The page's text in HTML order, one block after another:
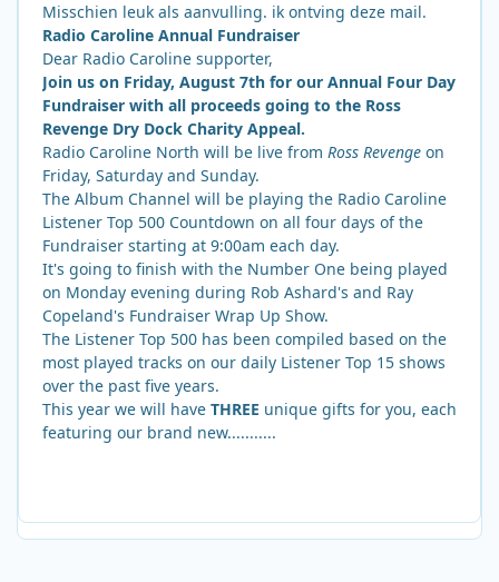
Misschien leuk als aanvulling. ik ontving deze mail.
Radio Caroline Annual Fundraiser
Dear Radio Caroline supporter,
Join us on Friday, August 7th for our Annual Four Day
Fundraiser with all proceeds going to the Ross
Revenge Dry Dock Charity Appeal.
Radio Caroline North will be live from Ross Revenge on
Friday, Saturday and Sunday.
The Album Channel will be playing the Radio Caroline
Listener Top 500 Countdown on all four days of the
Fundraiser starting at 9:00am each day.
It's going to finish with the Number One being played
on Monday evening during Rob Ashard's and Ray
Copeland's Fundraiser Wrap Up Show.
The Listener Top 500 has been compiled based on the
most played tracks on our daily Listener Top 15 shows
over the past five years.
This year we will have THREE unique gifts for you, each
featuring our brand new...........